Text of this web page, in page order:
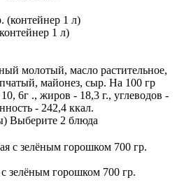
1 л)
молотый, масло растительное,
майонез, сыр. На 100 гр
6г ., жиров - 18,3 г., углеводов -
- 242,4 ккал.
Выберите 2 блюда
зелёным горошком 700 гр.